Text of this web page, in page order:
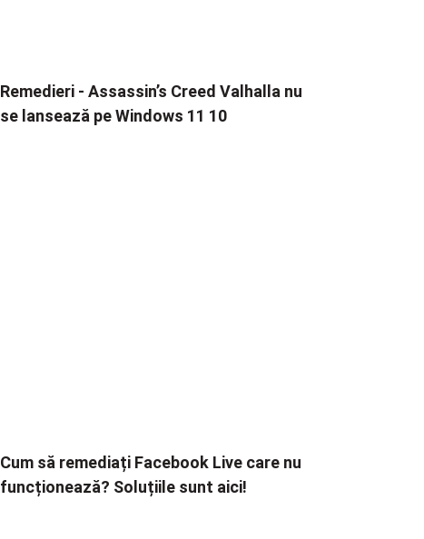
Remedieri - Assassin’s Creed Valhalla nu
se lansează pe Windows 11 10
Cum să remediați Facebook Live care nu
funcționează? Soluțiile sunt aici!